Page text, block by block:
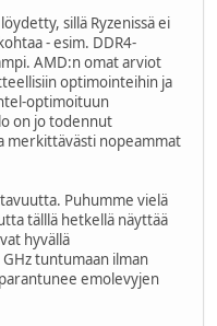
sillä Ryzenissä ei
- esim. DDR4-
AMD:n omat arviot
optimointeihin ja
optimoituun
on jo todennut
merkittävästi nopeammat
Puhumme vielä
tälllä hetkellä näyttää
hyvällä
tuntumaan ilman
emolevyjen